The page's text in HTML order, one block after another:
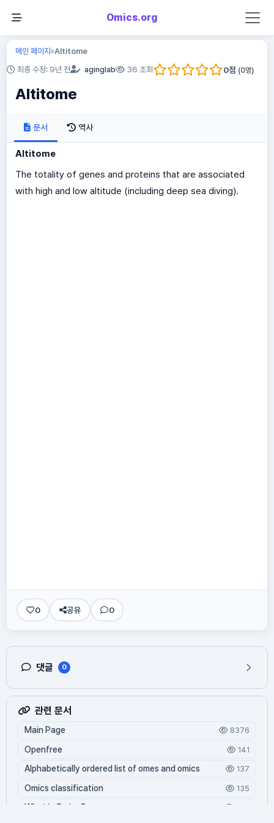
Omics.org
메인 페이지»Altitome
최종 수정: 9년 전 aginglab 36 조회 0점 (0명)
Altitome
문서 역사
Altitome
The totality of genes and proteins that are associated
with high and low altitude (including deep sea diving).
0 공유 0
댓글 0
관련 문서
Main Page 8376
Openfree 141
Alphabetically ordered list of omes and omics 137
Omics classification 135
What is Oming?